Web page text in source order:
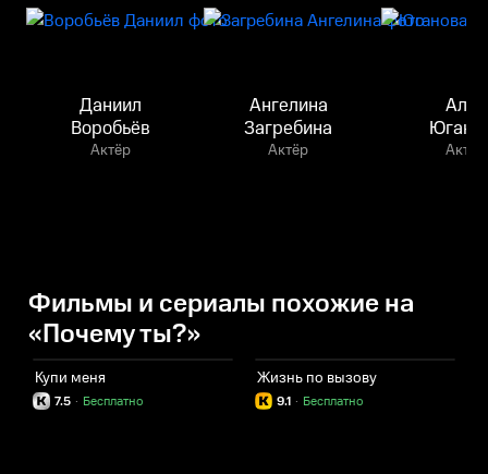
Даниил
Воробьёв
Актёр
Ангелина
Загребина
Актёр
Алла
Актёр
Фильмы и сериалы похожие на
«Почему ты?»
Купи меня
7.5 Бесплатно
·
Жизнь по вызову
9.1 Бесплатно
·